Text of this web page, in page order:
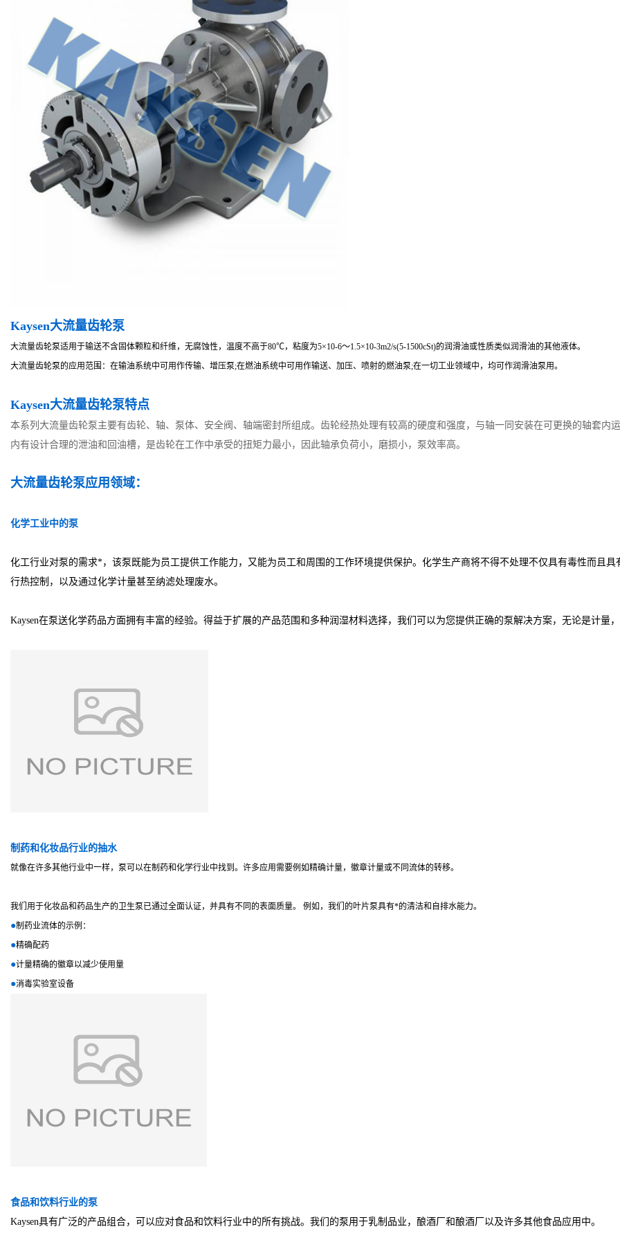
Kaysen大流量齿轮泵
大流量齿轮泵适用于输送不含固体颗粒和纤维，无腐蚀性，温度不高于80℃，粘度为5×10-6～1.5×10-3m2/s(5-1500cSt)的润滑油或性质类似润滑油的其他液体。
大流量齿轮泵的应用范围：在输油系统中可用作传输、增压泵;在燃油系统中可用作输送、加压、喷射的燃油泵;在一切工业领域中，均可作润滑油泵用。
Kaysen大流量齿轮泵特点
本系列大流量齿轮泵主要有齿轮、轴、泵体、安全阀、轴端密封所组成。齿轮经热处理有较高的硬度和强度，与轴一同安装在可更换的轴套内
内有设计合理的泄油和回油槽，是齿轮在工作中承受的扭矩力最小，因此轴承负荷小，磨损小，泵效率高。
大流量齿轮泵应用领域：
化学工业中的泵
化工行业对泵的需求*，该泵既能为员工提供工作能力，又能为员工和周围的工作环境提供保护。化学生产商将不得不处理不仅具有毒性而且
行热控制，以及通过化学计量甚至纳滤处理废水。
Kaysen在泵送化学药品方面拥有丰富的经验。得益于扩展的产品范围和多种润湿材料选择，我们可以为您提供正确的泵解决方案，无论是计量，
制药和化妆品行业的抽水
就像在许多其他行业中一样，泵可以在制药和化学行业中找到。许多应用需要例如精确计量，徽章计量或不同流体的转移。
我们用于化妆品和药品生产的卫生泵已通过全面认证，并具有不同的表面质量。 例如，我们的叶片泵具有*的清洁和自排水能力。
●制药业流体的示例：
●精确配药
●计量精确的徽章以减少使用量
●消毒实验室设备
食品和饮料行业的泵
Kaysen具有广泛的产品组合，可以应对食品和饮料行业中的所有挑战。我们的泵用于乳制品业，酿酒厂和酿酒厂以及许多其他食品应用中。